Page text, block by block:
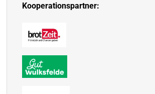
Kooperationspartner: